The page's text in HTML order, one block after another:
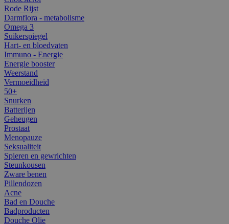
Rode Rijst
Darmflora - metabolisme
Omega 3
Suikerspiegel
Hart- en bloedvaten
Immuno - Energie
Energie booster
Weerstand
Vermoeidheid
50+
Snurken
Batterijen
Geheugen
Prostaat
Menopauze
Seksualiteit
Spieren en gewrichten
Steunkousen
Zware benen
Pillendozen
Acne
Bad en Douche
Badproducten
Douche Olie